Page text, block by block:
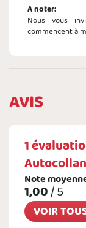
A noter:
Nous vous
commencent à
AVIS
1
Note
1,00/ 5
VOIR